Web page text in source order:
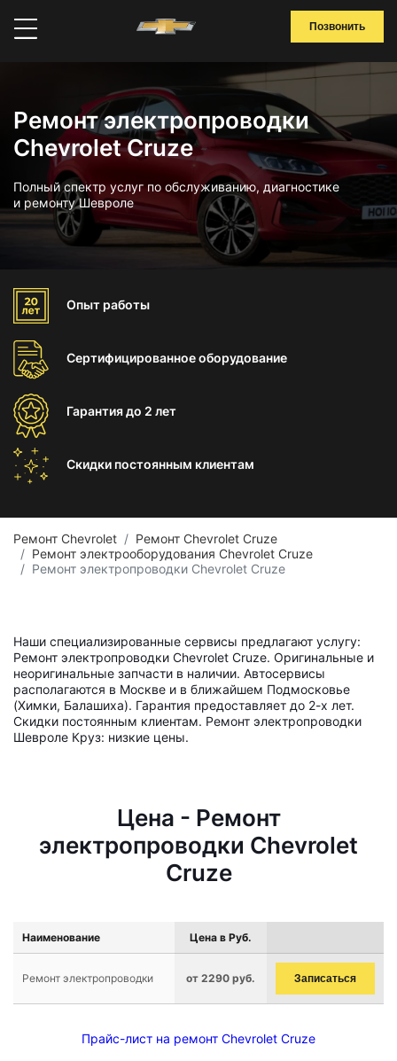
Позвонить
Ремонт электропроводки
Chevrolet Cruze
Полный спектр услуг по обслуживанию, диагностике
и ремонту Шевроле
Опыт работы
Сертифицированноеоборудование
Гарантиядо 2 лет
Скидки постоянным клиентам
Ремонт Chevrolet
Ремонт Chevrolet Cruze
Ремонт электрооборудования Chevrolet Cruze
Ремонт электропроводки Chevrolet Cruze
Наши специализированные сервисы предлагают услугу:
Ремонт электропроводки Chevrolet Cruze. Оригинальные и
неоригинальные запчасти в наличии. Автосервисы
располагаются в Москве и в ближайшем Подмосковье
(Химки, Балашиха). Гарантия предоставляет до 2-х лет.
Скидки постоянным клиентам. Ремонт электропроводки
Шевроле Круз: низкие цены.
Цена - Ремонт
электропроводки Chevrolet
Cruze
Наименование Цена в Руб.
Ремонт электропроводки от 2290 руб. Записаться
Прайс-лист на ремонт Chevrolet Cruze